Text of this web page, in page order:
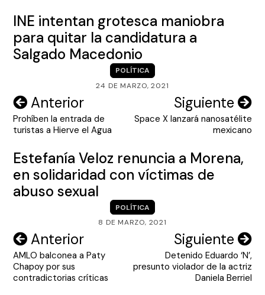
INE intentan grotesca maniobra
para quitar la candidatura a
Salgado Macedonio
POLÍTICA
24 DE MARZO, 2021
Navegación
de
Anterior
Prohíben la entrada de
turistas a Hierve el Agua
Siguiente
Space X lanzará nanosatélite
mexicano
Estefanía Veloz renuncia a Morena,
en solidaridad con víctimas de
abuso sexual
POLÍTICA
8 DE MARZO, 2021
Navegación
de
entradas
Anterior
AMLO balconea a Paty
Chapoy por sus
contradictorias críticas
Siguiente
Detenido Eduardo ‘N’,
presunto violador de la actriz
Daniela Berriel